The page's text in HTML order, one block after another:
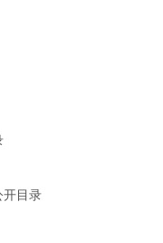
开目录